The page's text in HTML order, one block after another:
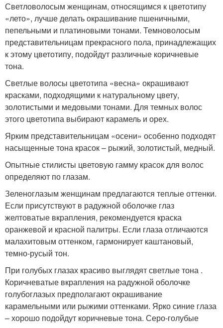
Светловолосым женщинам, относящимся к цветотипу
«лето», лучше делать окрашивание пшеничными,
пепельными и платиновыми тонами. Темноволосым
представительницам прекрасного пола, принадлежащих
к этому цветотипу, подойдут различные коричневые
тона.
Светлые волосы цветотипа «весна» окрашивают
красками, подходящими к натуральному цвету,
золотистыми и медовыми тонами. Для темных волос
этого цветотипа выбирают карамель и орех.
Ярким представительницам «осени» особенно подходят
насыщенные тона красок – рыжий, золотистый, медный.
Опытные стилисты цветовую гамму красок для волос
определяют по глазам.
Зеленоглазым женщинам предлагаются теплые оттенки.
Если присутствуют в радужной оболочке глаз
желтоватые вкрапления, рекомендуется краска
оранжевой и красной палитры. Если глаза отличаются
малахитовым оттенком, гармонирует каштановый,
темно-русый тон.
При голубых глазах красиво выглядят светлые тона .
Коричневатые вкрапления на радужной оболочке
голубоглазых предполагают окрашивание
карамельными или рыжими оттенками. Ярко синие глаза
– хорошо подойдут коричневые тона. Серо-голубые